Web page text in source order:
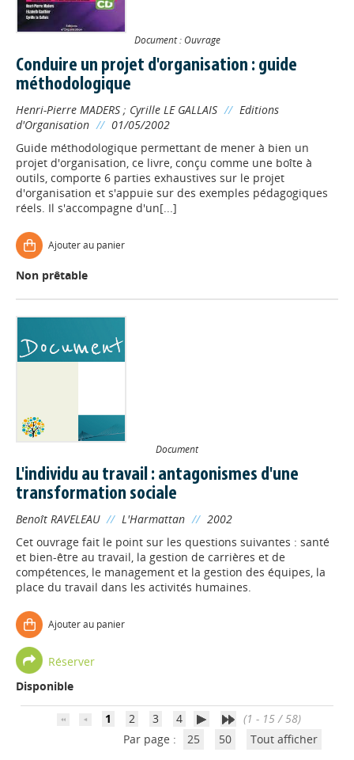
Document : Ouvrage
Conduire un projet d'organisation : guide
méthodologique
Henri-Pierre MADERS ; Cyrille LE GALLAIS // Editions
d'Organisation // 01/05/2002
Guide méthodologique permettant de mener à bien un
projet d'organisation, ce livre, conçu comme une boîte à
outils, comporte 6 parties exhaustives sur le projet
d'organisation et s'appuie sur des exemples pédagogiques
réels. Il s'accompagne d'un[...]
Ajouter au panier
Non prêtable
Document
L'individu au travail : antagonismes d'une
transformation sociale
Benoît RAVELEAU // L'Harmattan // 2002
Cet ouvrage fait le point sur les questions suivantes : santé
et bien-être au travail, la gestion de carrières et de
compétences, le management et la gestion des équipes, la
place du travail dans les activités humaines.
Ajouter au panier
Réserver
Disponible
1 2 3 4
(1 - 15 / 58)
Par page :
25 50 Tout afficher
Déposer une actu !